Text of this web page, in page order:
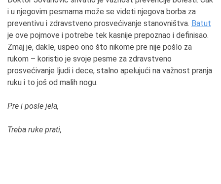
i u njegovim pesmama može se videti njegova borba za
preventivu i zdravstveno prosvećivanje stanovništva. Batut
je ove pojmove i potrebe tek kasnije prepoznao i definisao.
Zmaj je, dakle, uspeo ono što nikome pre nije pošlo za
rukom – koristio je svoje pesme za zdravstveno
prosvećivanje ljudi i dece, stalno apelujući na važnost pranja
ruku i to još od malih nogu.
Pre i posle jela,
Treba ruke prati,